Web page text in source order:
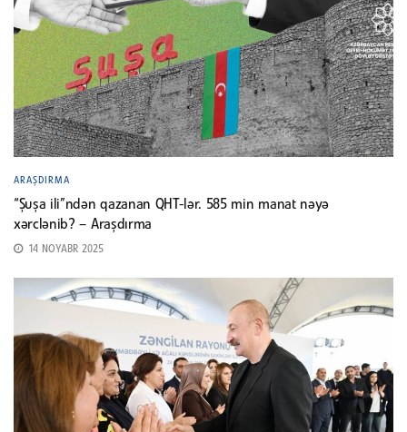
ARAŞDIRMA
“Şuşa ili”ndən qazanan QHT-lər. 585 min manat nəyə
xərclənib? – Araşdırma
14 NOYABR 2025